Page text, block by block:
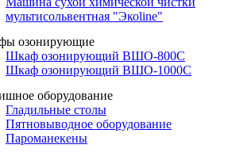
мультисольвентная "Экоline"
озонирующие
Шкаф озонирующий ВШО-800С
Шкаф озонирующий ВШО-1000С
оборудование
Гладильные столы
Пятновыводное оборудование
Пароманекены